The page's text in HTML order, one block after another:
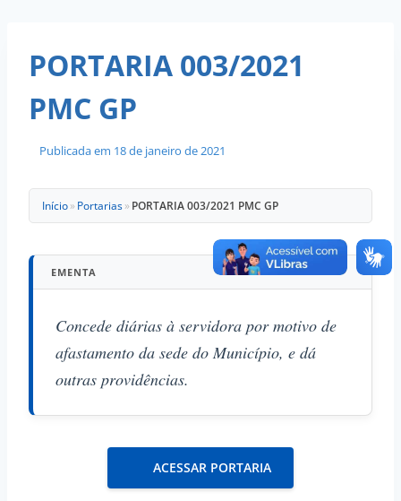
PORTARIA 003/2021
PMC GP
Publicada em 18 de janeiro de 2021
Início» Portarias» PORTARIA 003/2021 PMC GP
EMENTA
Concede diárias à servidora por motivo de
afastamento da sede do Município, e dá
outras providências.
ACESSAR PORTARIA